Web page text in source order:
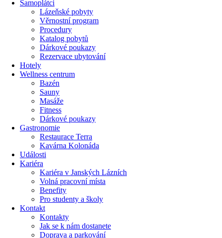
Samoplátci
Lázeňské pobyty
Věrnostní program
Procedury
Katalog pobytů
Dárkové poukazy​
Rezervace ubytování
Hotely
Wellness centrum
Bazén
Sauny
Masáže
Fitness
Dárkové poukazy​
Gastronomie
Restaurace Terra
Kavárna Kolonáda
Události
Kariéra
Kariéra v Janských Lázních
Volná pracovní místa
Benefity
Pro studenty a školy
Kontakt
Kontakty
Jak se k nám dostanete
Doprava a parkování